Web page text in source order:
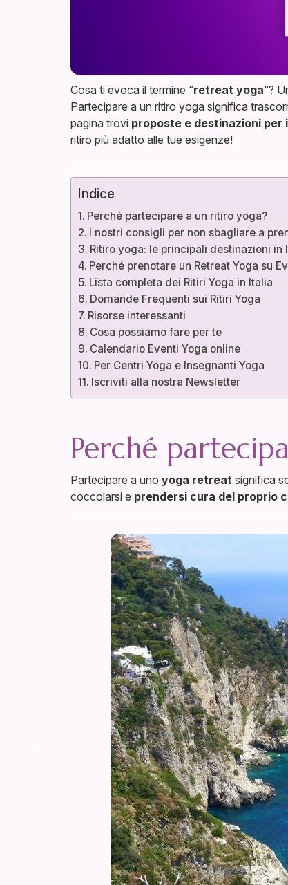
Cosa ti evoca il termine “retreat yoga“?
Partecipare a un ritiro yoga significa
pagina trovi proposte e destinazioni per
ritiro più adatto alle tue esigenze!
Indice
Perché partecipare a un ritiro yoga?
I nostri consigli per non sbagliare a
Ritiro yoga: le principali destinazioni in
Perché prenotare un Retreat Yoga su
Lista completa dei Ritiri Yoga in Italia
Domande Frequenti sui Ritiri Yoga
Risorse interessanti
Cosa possiamo fare per te
Calendario Eventi Yoga online
Per Centri Yoga e Insegnanti Yoga
Iscriviti alla nostra Newsletter
Perché
Partecipare a uno yoga retreat significa
coccolarsi e prendersi cura del proprio